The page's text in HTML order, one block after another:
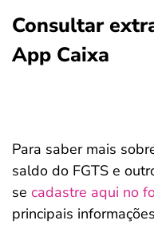
Consultar
App Caixa
Para saber mais
saldo do FGTS e
se cadastre aqui no
principais